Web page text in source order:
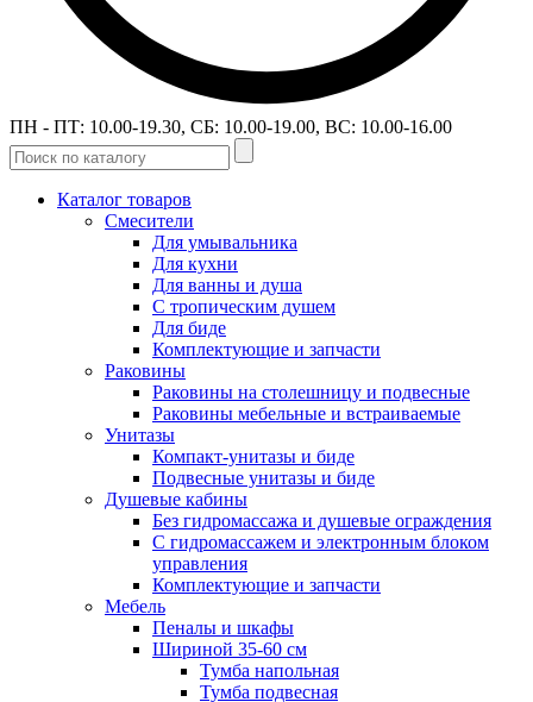
ПН - ПТ: 10.00-19.30, СБ: 10.00-19.00, ВС: 10.00-16.00
Каталог товаров
Смесители
Для умывальника
Для кухни
Для ванны и душа
С тропическим душем
Для биде
Комплектующие и запчасти
Раковины
Раковины на столешницу и подвесные
Раковины мебельные и встраиваемые
Унитазы
Компакт-унитазы и биде
Подвесные унитазы и биде
Душевые кабины
Без гидромассажа и душевые ограждения
С гидромассажем и электронным блоком
управления
Комплектующие и запчасти
Мебель
Пеналы и шкафы
Шириной 35-60 см
Тумба напольная
Тумба подвесная